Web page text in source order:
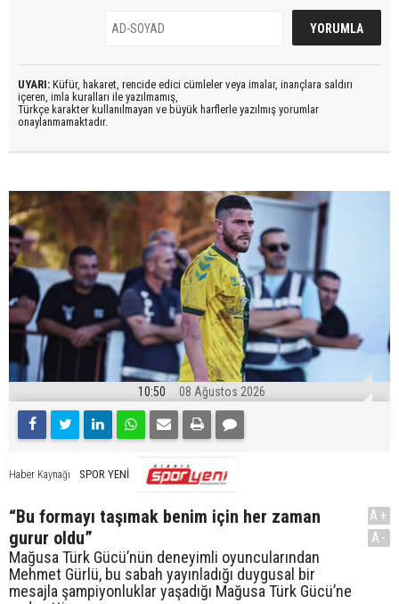
UYARI: Küfür, hakaret, rencide edici cümleler veya imalar, inançlara saldırı
içeren, imla kuralları ile yazılmamış,
Türkçe karakter kullanılmayan ve büyük harflerle yazılmış yorumlar
onaylanmamaktadır.
10:50 08 Ağustos 2026
Haber Kaynağı SPOR YENİ
“Bu formayı taşımak benim için her zaman
gurur oldu”
Mağusa Türk Gücü’nün deneyimli oyuncularından
Mehmet Gürlü, bu sabah yayınladığı duygusal bir
mesajla şampiyonluklar yaşadığı Mağusa Türk Gücü’ne
A+
A-